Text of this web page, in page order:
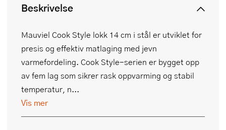
Beskrivelse
Mauviel Cook Style lokk 14 cm i stål er utviklet for
presis og effektiv matlaging med jevn
varmefordeling. Cook Style-serien er bygget opp
av fem lag som sikrer rask oppvarming og stabil
temperatur, n...
Vis mer